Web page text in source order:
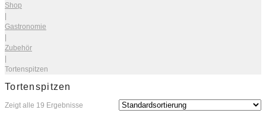
Shop
|
Gastronomie
|
Zubehör
|
Tortenspitzen
Tortenspitzen
Zeigt alle 19 Ergebnisse